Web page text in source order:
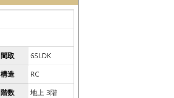
間取
6SLDK
構造
RC
階数
地上 3階